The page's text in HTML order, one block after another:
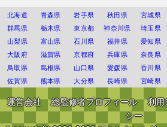
北海道 青森県 岩手県 秋田県 宮城県
群馬県
栃木県 東京都 神奈川県 埼玉県
山梨県
富山県 石川県 福井県 愛知県
大阪府
滋賀県 京都府 兵庫県 奈良県
鳥取県
島根県 山口県 愛媛県 香川県
佐賀県
熊本県 大分県 長崎県 宮崎県
運営会社 総監修者プロフィール 利
シー